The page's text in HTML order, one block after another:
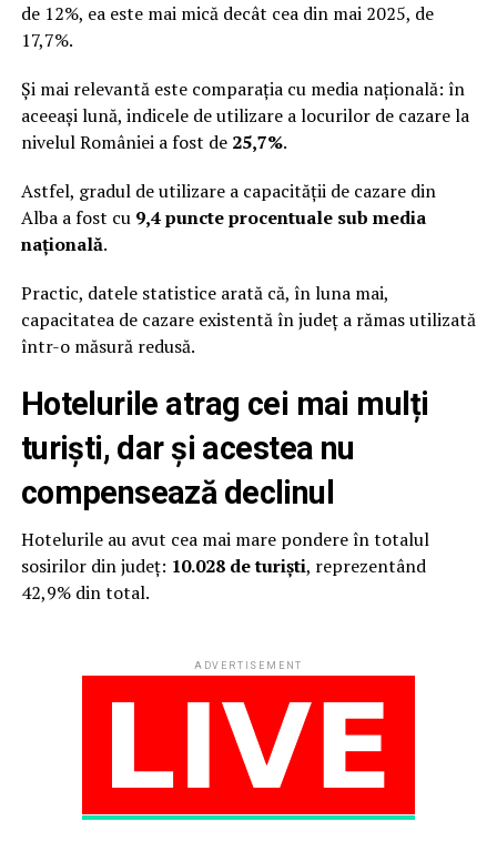
de 12%, ea este mai mică decât cea din mai 2025, de
17,7%.
Și mai relevantă este comparația cu media națională: în
aceeași lună, indicele de utilizare a locurilor de cazare la
nivelul României a fost de 25,7%.
Astfel, gradul de utilizare a capacității de cazare din
Alba a fost cu 9,4 puncte procentuale sub media
națională.
Practic, datele statistice arată că, în luna mai,
capacitatea de cazare existentă în județ a rămas utilizată
într-o măsură redusă.
Hotelurile atrag cei mai mulți
turiști, dar și acestea nu
compensează declinul
Hotelurile au avut cea mai mare pondere în totalul
sosirilor din județ: 10.028 de turiști, reprezentând
42,9% din total.
ADVERTISEMENT